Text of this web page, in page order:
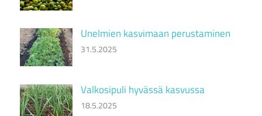
Unelmien kasvimaan perustaminen
31.5.2025
Valkosipuli hyvässä kasvussa
18.5.2025